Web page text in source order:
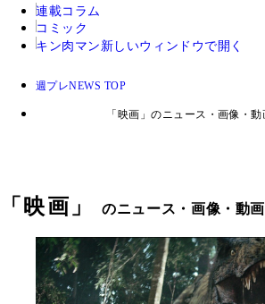
連載コラム
コミック
キン肉マン 新しいウィンドウで開く
週プレNEWS TOP
「映画」のニュース・画像・
「 映画 」のニュース・画像・動